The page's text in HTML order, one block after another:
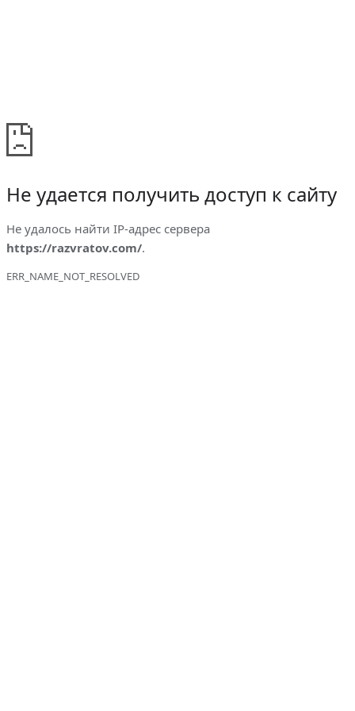
Не удается получить доступ к сайту
Не удалось найти IP-адрес сервера
https://razvratov.com/.
ERR_NAME_NOT_RESOLVED